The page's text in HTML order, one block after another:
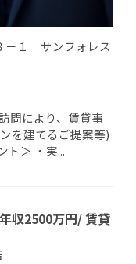
－１ サンフォレス
問により、賃貸事
を建てるご提案等)
ト＞ ・実...
収2500万円/ 賃貸